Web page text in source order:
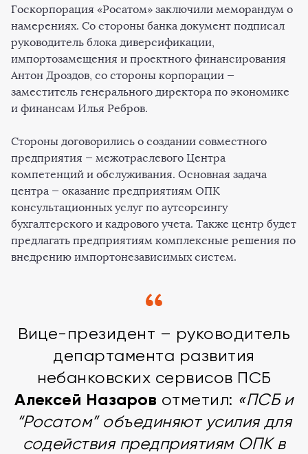
Госкорпорация «Росатом» заключили меморандум о
намерениях. Со стороны банка документ подписал
руководитель блока диверсификации,
импортозамещения и проектного финансирования
Антон Дроздов, со стороны корпорации —
заместитель генерального директора по экономике
и финансам Илья Ребров.
Стороны договорились о создании совместного
предприятия — межотраслевого Центра
компетенций и обслуживания. Основная задача
центра — оказание предприятиям ОПК
консультационных услуг по аутсорсингу
бухгалтерского и кадрового учета. Также центр будет
предлагать предприятиям комплексные решения по
внедрению импортонезависимых систем.
Вице-президент – руководитель
департамента развития
небанковских сервисов ПСБ
Алексей Назаров отметил: «ПСБ и
“Росатом” объединяют усилия для
содействия предприятиям ОПК в